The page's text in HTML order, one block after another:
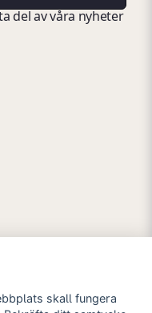
del av våra nyheter
skall fungera